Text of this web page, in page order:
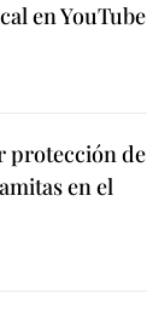
en YouTube
protección de
en el